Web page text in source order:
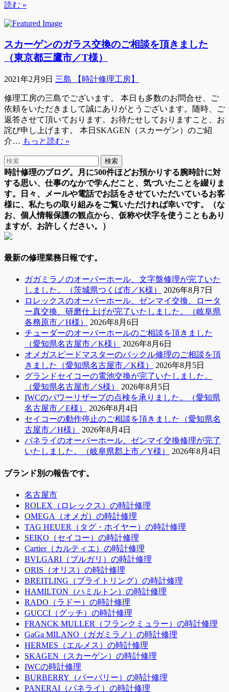
読む »
スカーゲンのガラス交換のご相談を頂きました
（東京都三鷹市／T様）
2021年2月9日 三島 【時計修理工房】
修理工房の三島でございます。 本日も多数のお問合せ、ご
依頼をいただきまして誠にありがとうございます。随時、ご
返答させて頂いております。お待たせしておりますこと、お
詫び申し上げます。 本日SKAGEN（スカーゲン）のご紹
介… もっと読む »
時計修理のブログ。月に500件ほどお預かりする腕時計に対
する思い、仕事のなかで学んだこと、気づいたことを綴りま
す。日々、メールや電話でお話をさせていただいているお客
様に、私たちの取り組みをご覧いただければ幸いです。（な
お、個人情報保護の観点から、仮称や伏字を使うこともあり
ますが、お許しください。）
最新の修理業務日報です。
ガガミラノのオーバーホール、文字盤修理が完了いた
しました。（茨城県つくば市／K様）
2026年8月7日
ロレックスのオーバーホール、ゼンマイ交換、ロータ
ー真交換、研磨仕上げが完了いたしました。（岐阜県
各務原市／H様）
2026年8月6日
チューダーのオーバーホールのご相談を頂きました
（愛知県名古屋市／K様）
2026年8月6日
オメガスピードマスターのバックル修理のご相談を頂
きました（愛知県名古屋市／K様）
2026年8月5日
グランドセイコーの電池交換が完了いたしました。
（愛知県名古屋市／S様）
2026年8月5日
IWCのパワーリザーブの点検を承りました。（愛知県
名古屋市／E様）
2026年8月4日
セイコーの動作停止のご相談を頂きました（愛知県名
古屋市／H様）
2026年8月4日
パネライのオーバーホール、ゼンマイ交換修理が完了
いたしました。（岐阜県郡上市／Y様）
2026年8月4日
ブランド別の報告です。
名古屋市
ROLEX（ロレックス）の時計修理
OMEGA（オメガ）の時計修理
TAG HEUER（タグ・ホイヤー）の時計修理
SEIKO（セイコー）の時計修理
Cartier（カルティエ）の時計修理
BVLGARI（ブルガリ）の時計修理
ORIS（オリス）の時計修理
BREITLING（ブライトリング）の時計修理
HAMILTON（ハミルトン）の時計修理
RADO（ラドー）の時計修理
GUCCI（グッチ）の時計修理
FRANCK MULLER（フランクミュラー）の時計修理
GaGa MILANO（ガガミラノ）の時計修理
HERMES（エルメス）の時計修理
SKAGEN（スカーゲン）の時計修理
IWCの時計修理
BURBERRY（バーバリー）の時計修理
PANERAI（パネライ）の時計修理